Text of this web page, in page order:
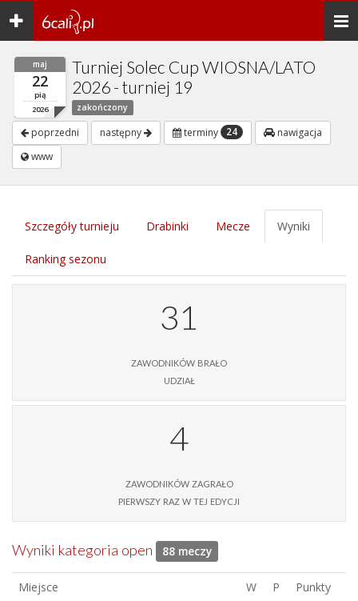
Toggle
navigation
maj
22
pią
2026
Turniej Solec Cup WIOSNA/LATO
2026 - turniej 19
zakończony
poprzedni następny terminy 24
nawigacja
www
Szczegóły turnieju Drabinki Mecze Wyniki
Ranking sezonu
31
zawodników brało
udział
4
zawodników zagrało
pierwszy raz w tej edycji
Wyniki kategoria open 88 meczy
Miejsce W P
Punkty